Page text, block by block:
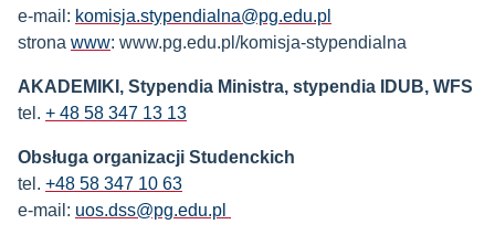
e-mail: komisja.stypendialna@pg.edu.pl
strona www: www.pg.edu.pl/komisja-stypendialna
AKADEMIKI, Stypendia Ministra, stypendia IDUB, WFS
tel. + 48 58 347 13 13
Obsługa organizacji Studenckich
tel. +48 58 347 10 63
e-mail: uos.dss@pg.edu.pl